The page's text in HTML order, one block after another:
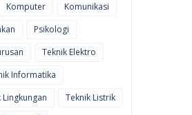
Komputer
Komunikasi
Psikologi
Teknik Elektro
Informatika
Lingkungan
Teknik Listrik